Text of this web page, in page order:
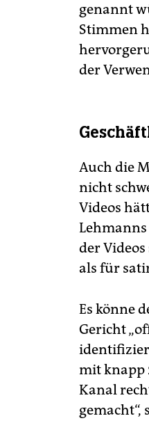
genannt
Stimmen
der
Auch die
nicht
Videos
der
als für
Es könne
Gericht
mit knapp
Kanal